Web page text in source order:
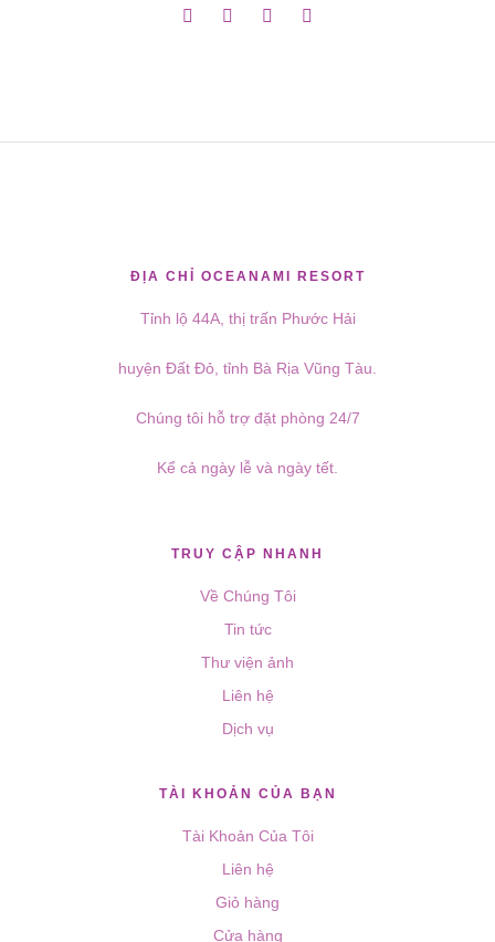
ĐỊA CHỈ OCEANAMI RESORT
Tỉnh lộ 44A, thị trấn Phước Hải
huyện Đất Đỏ, tỉnh Bà Rịa Vũng Tàu.
Chúng tôi hỗ trợ đặt phòng 24/7
Kể cả ngày lễ và ngày tết.
TRUY CẬP NHANH
Về Chúng Tôi
Tin tức
Thư viện ảnh
Liên hệ
Dịch vụ
TÀI KHOẢN CỦA BẠN
Tài Khoản Của Tôi
Liên hệ
Giỏ hàng
Cửa hàng